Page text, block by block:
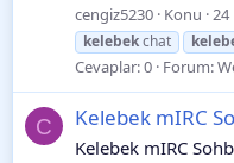
cengiz5230 Konu 24
kelebekchat
Cevaplar: 0 Forum:
C Kelebek mIRC
Kelebek mIRC